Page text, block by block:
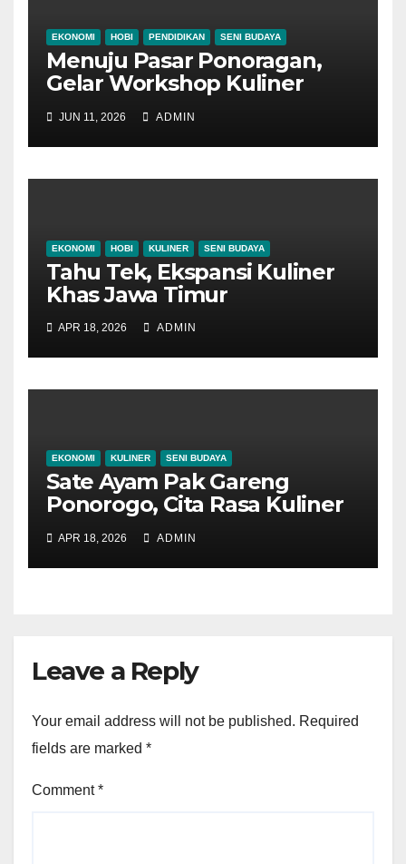
EKONOMI HOBI PENDIDIKAN SENI BUDAYA
Menuju Pasar Ponoragan,
Gelar Workshop Kuliner
Tradisional Ponorogo
JUN 11, 2026 ADMIN
EKONOMI HOBI KULINER SENI BUDAYA
Tahu Tek, Ekspansi Kuliner
Khas Jawa Timur
APR 18, 2026 ADMIN
EKONOMI KULINER SENI BUDAYA
Sate Ayam Pak Gareng
Ponorogo, Cita Rasa Kuliner
Nusantara
APR 18, 2026 ADMIN
Leave a Reply
Your email address will not be published. Required
fields are marked *
Comment*